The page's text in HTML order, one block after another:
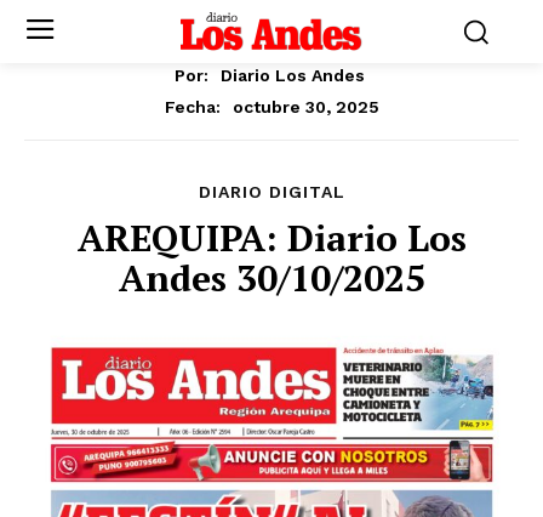
Por:
Diario Los Andes
Fecha:
octubre 30, 2025
DIARIO DIGITAL
AREQUIPA: Diario Los
Andes 30/10/2025